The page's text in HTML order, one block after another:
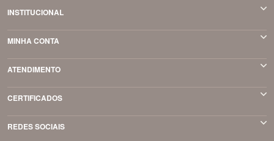
INSTITUCIONAL
MINHA CONTA
ATENDIMENTO
CERTIFICADOS
REDES SOCIAIS